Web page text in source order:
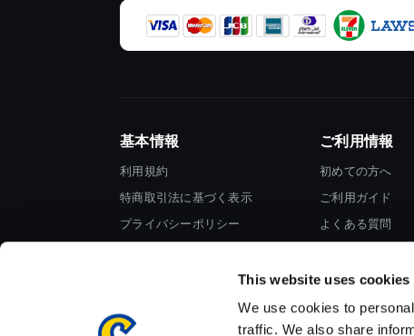
This website uses cookies
We use cookies to
traffic. We also share
基本情報
利用規約
特商取引法に基づく表示
プライバシーポリシー
ご利用情報
初めての方へ
ご利用ガイド
よくある質問